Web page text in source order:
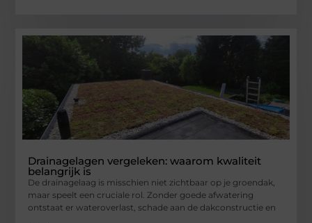
Drainagelagen vergeleken: waarom kwaliteit
belangrijk is
De drainagelaag is misschien niet zichtbaar op je groendak,
maar speelt een cruciale rol. Zonder goede afwatering
ontstaat er wateroverlast, schade aan de dakconstructie en